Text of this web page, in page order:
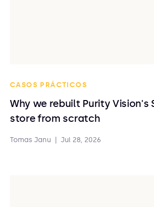
CASOS PRÁCTICOS
Why we rebuilt Purity Vision's
store from scratch
Tomas Janu Jul 28, 2026